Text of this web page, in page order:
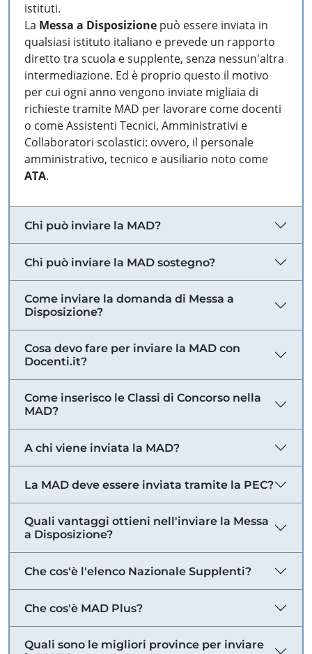
istituti.
La Messa a Disposizione può essere inviata in
qualsiasi istituto italiano e prevede un rapporto
diretto tra scuola e supplente, senza nessun'altra
intermediazione. Ed è proprio questo il motivo
per cui ogni anno vengono inviate migliaia di
richieste tramite MAD per lavorare come docenti
o come Assistenti Tecnici, Amministrativi e
Collaboratori scolastici: ovvero, il personale
amministrativo, tecnico e ausiliario noto come
ATA.
Chi può inviare la MAD?
Chi può inviare la MAD sostegno?
Come inviare la domanda di Messa a
Disposizione?
Cosa devo fare per inviare la MAD con
Docenti.it?
Come inserisco le Classi di Concorso nella
MAD?
A chi viene inviata la MAD?
La MAD deve essere inviata tramite la PEC?
Quali vantaggi ottieni nell'inviare la Messa
a Disposizione?
Che cos'è l'elenco Nazionale Supplenti?
Che cos'è MAD Plus?
Quali sono le migliori province per inviare